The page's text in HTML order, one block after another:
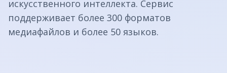
искусственного интеллекта. Сервис
поддерживает более 300 форматов
медиафайлов и более 50 языков.